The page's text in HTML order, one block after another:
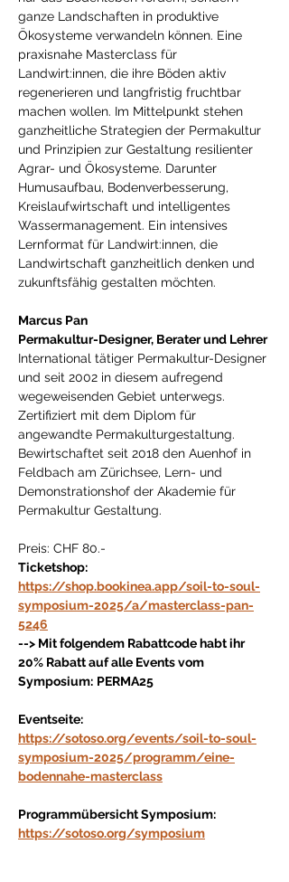
ganze Landschaften in produktive
Ökosysteme verwandeln können. Eine
praxisnahe Masterclass für
Landwirt:innen, die ihre Böden aktiv
regenerieren und langfristig fruchtbar
machen wollen. Im Mittelpunkt stehen
ganzheitliche Strategien der Permakultur
und Prinzipien zur Gestaltung resilienter
Agrar- und Ökosysteme. Darunter
Humusaufbau, Bodenverbesserung,
Kreislaufwirtschaft und intelligentes
Wassermanagement. Ein intensives
Lernformat für Landwirt:innen, die
Landwirtschaft ganzheitlich denken und
zukunftsfähig gestalten möchten.
Marcus Pan
Permakultur-Designer, Berater und Lehrer
International tätiger Permakultur-Designer
und seit 2002 in diesem aufregend
wegeweisenden Gebiet unterwegs.
Zertifiziert mit dem Diplom für
angewandte Permakulturgestaltung.
Bewirtschaftet seit 2018 den Auenhof in
Feldbach am Zürichsee, Lern- und
Demonstrationshof der Akademie für
Permakultur Gestaltung.
Preis: CHF 80.-
Ticketshop:
https://shop.bookinea.app/soil-to-soul-
symposium-2025/a/masterclass-pan-
5246
--> Mit folgendem Rabattcode habt ihr
20% Rabatt auf alle Events vom
Symposium: PERMA25
Eventseite:
https://sotoso.org/events/soil-to-soul-
symposium-2025/programm/eine-
bodennahe-masterclass
Programmübersicht Symposium:
https://sotoso.org/symposium